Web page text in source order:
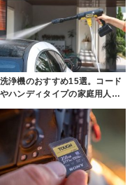
浄機のおすすめ15選。コード
ハンディタイプの家庭用人…